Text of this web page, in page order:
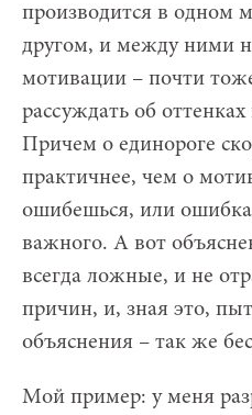
производится в одном
другом, и между ними
мотивации – почти
рассуждать об
Причем о единороге
практичнее, чем о
ошибешься, или ошибка
важного. А вот
всегда ложные, и не
причин, и, зная это,
объяснения – так же
Мой пример: у меня